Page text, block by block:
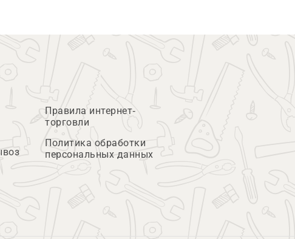
Правила интернет-
торговли
Политика обработки
персональных данных